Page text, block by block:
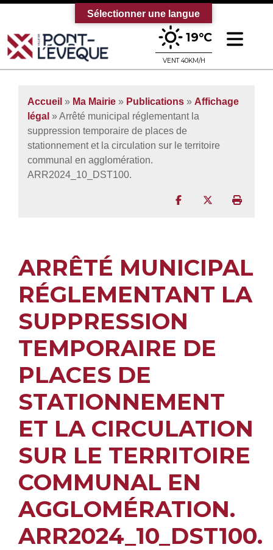
Bienvenue sur le site officiel de la
19°C
VENT 40KM/H
Accueil » Ma Mairie » Publications » Affichage
légal » Arrêté municipal réglementant la
suppression temporaire de places de
stationnement et la circulation sur le territoire
communal en agglomération.
ARR2024_10_DST100.
Partager surPartager sur
ARRÊTÉ MUNICIPAL
RÉGLEMENTANT LA
SUPPRESSION
TEMPORAIRE DE
PLACES DE
STATIONNEMENT
ET LA CIRCULATION
SUR LE TERRITOIRE
COMMUNAL EN
AGGLOMÉRATION.
ARR2024_10_DST100.
Sélectionner une langue